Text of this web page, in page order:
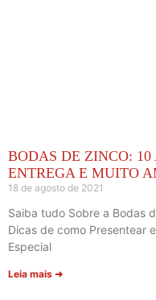
BODAS DE ZINCO: 10
ENTREGA E MUITO
18 de agosto de 2021
Saiba tudo Sobre a Bodas
Dicas de como Presentear
Especial
Leia mais ➜